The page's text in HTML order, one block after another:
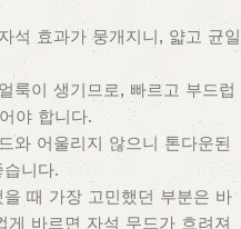
석 효과가 뭉개지니, 얇고 균일
룩이 생기므로, 빠르고 부드럽
야 합니다.
와 어울리지 않으니 톤다운된
니다.
때 가장 고민했던 부분은 바
바르면 자석 무드가 흐려져